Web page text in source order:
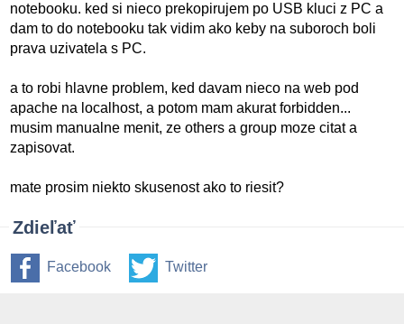
notebooku. ked si nieco prekopirujem po USB kluci z PC a
dam to do notebooku tak vidim ako keby na suboroch boli
prava uzivatela s PC.
a to robi hlavne problem, ked davam nieco na web pod
apache na localhost, a potom mam akurat forbidden...
musim manualne menit, ze others a group moze citat a
zapisovat.
mate prosim niekto skusenost ako to riesit?
Zdieľať
Facebook Twitter